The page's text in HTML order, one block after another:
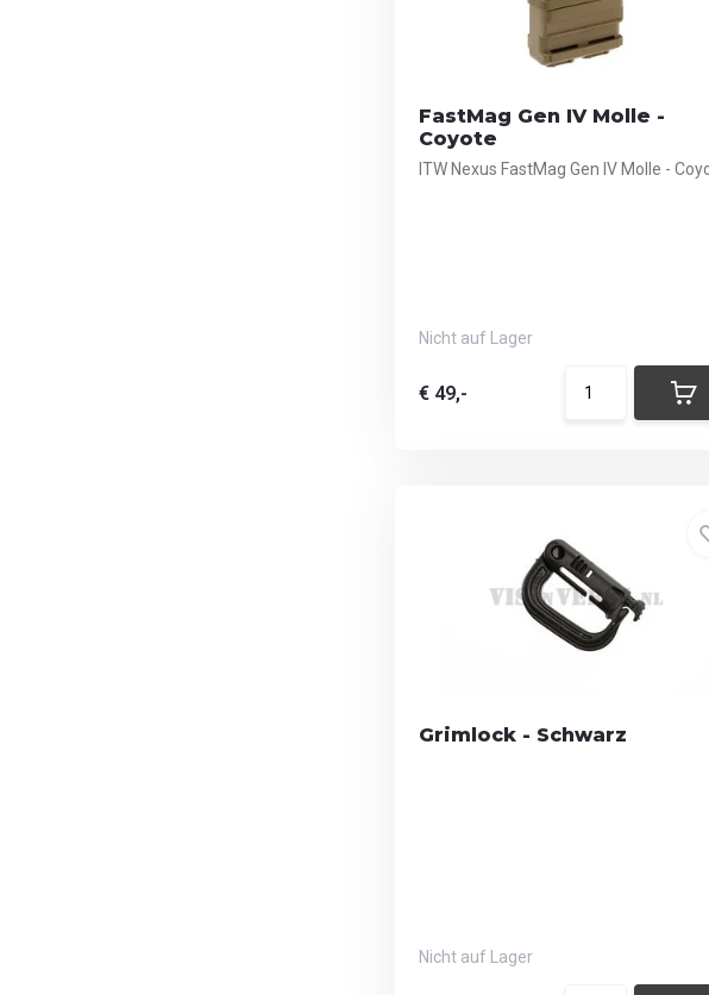
FastMag Gen IV Molle -
Coyote
ITW Nexus FastMag Gen IV Molle -
Nicht auf Lager
€ 49,-
Grimlock - Schwarz
Nicht auf Lager